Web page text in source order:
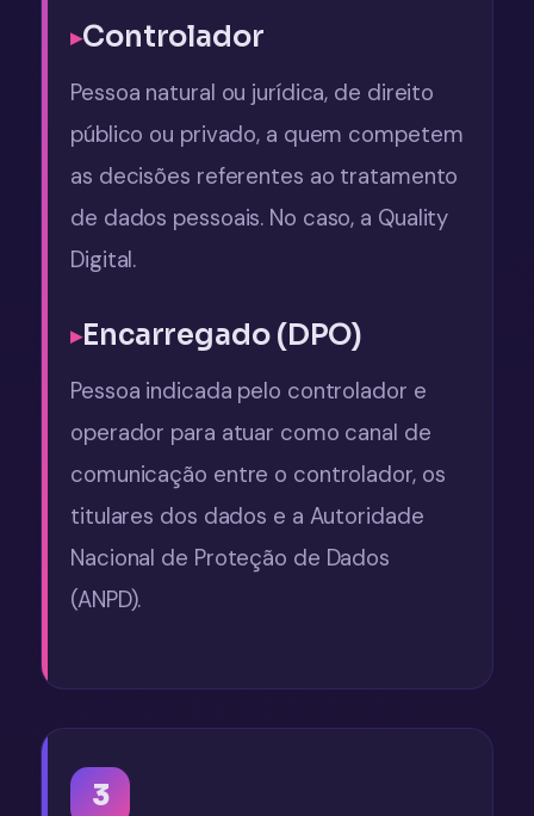
Controlador
Pessoa natural ou jurídica, de direito
público ou privado, a quem competem
as decisões referentes ao tratamento
de dados pessoais. No caso, a Quality
Digital.
Encarregado (DPO)
Pessoa indicada pelo controlador e
operador para atuar como canal de
comunicação entre o controlador, os
titulares dos dados e a Autoridade
Nacional de Proteção de Dados
(ANPD).
3